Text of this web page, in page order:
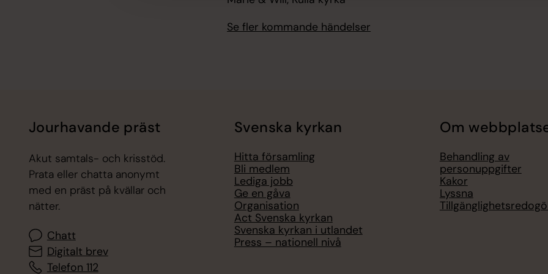
Se fler kommande händelser
Jourhavande präst
Akut samtals- och krisstöd.
Prata eller chatta anonymt
med en präst på kvällar och
nätter.
Chatt
Digitalt brev
Telefon 112
Svenska kyrkan
Hitta församling
Bli medlem
Lediga jobb
Ge en gåva
Organisation
Act Svenska kyrkan
Svenska kyrkan i utlandet
Press – nationell nivå
Om
Behandling av
personuppgifter
Kakor
Lyssna